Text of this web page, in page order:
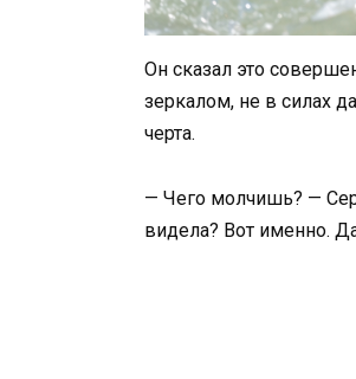
Он сказал это
зеркалом, не в силах
черта.
— Чего молчишь? —
видела? Вот именно.